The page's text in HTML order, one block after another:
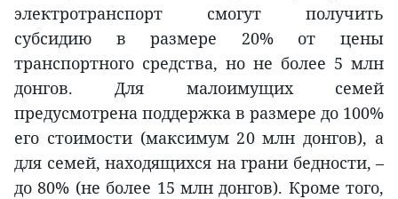
электротранспорт смогут получить
субсидию в размере 20% от цены
транспортного средства, но не более 5 млн
донгов. Для малоимущих семей
предусмотрена поддержка в размере до 100%
его стоимости (максимум 20 млн донгов), а
для семей, находящихся на грани бедности, –
до 80% (не более 15 млн донгов). Кроме того,